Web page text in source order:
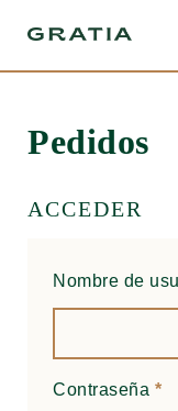
Pedidos
ACCEDER
Nombre de
Contraseña *